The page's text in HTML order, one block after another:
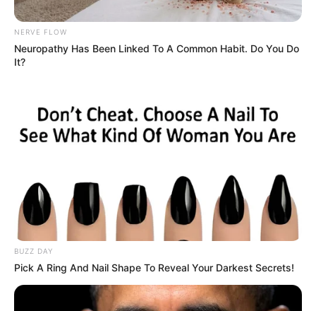
El fin del "escampadero": cómo
Medellín se convirtió en el refugio de
26 prófugos internacionales
EXTRADICIÓN
Capturan en Medellín a
dos hermanos requeridos
Estados Unidos
NERVE FLOW
Neuropathy Has Been Linked To A Common Habit. Do You Do
It?
BUZZ DAY
Pick A Ring And Nail Shape To Reveal Your Darkest Secrets!